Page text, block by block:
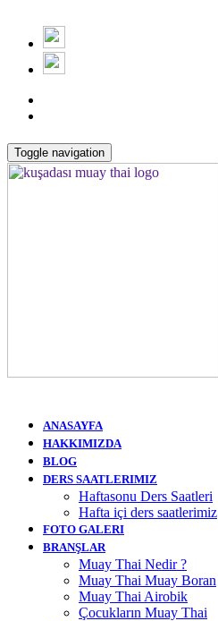
Toggle navigation
ANASAYFA
HAKKIMIZDA
BLOG
DERS SAATLERIMIZ
Haftasonu Ders Saatleri
Hafta içi ders saatlerimiz
FOTO GALERI
BRANŞLAR
Muay Thai Nedir ?
Muay Thai Muay Boran
Muay Thai Airobik
Çocukların Muay Thai